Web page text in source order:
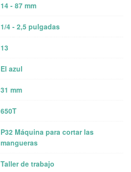
14 - 87 mm
1/4 - 2,5 pulgadas
13
El azul
31 mm
650T
P32 Máquina para cortar las
mangueras
Taller de trabajo